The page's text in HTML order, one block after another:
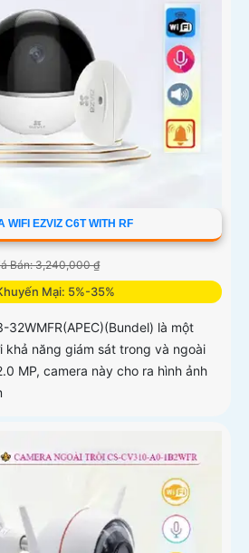
WIFI EZVIZ C6T WITH RF
Bán: 3,240,000 ₫
Mại: 5%-35%
32WMFR(APEC)(Bundel) là một
khả năng giám sát trong và ngoài
MP, camera này cho ra hình ảnh